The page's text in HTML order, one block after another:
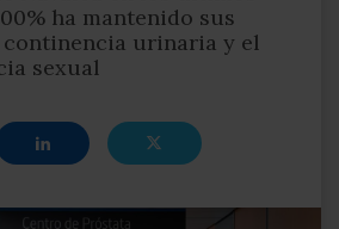
ha mantenido sus
urinaria y el
sexual